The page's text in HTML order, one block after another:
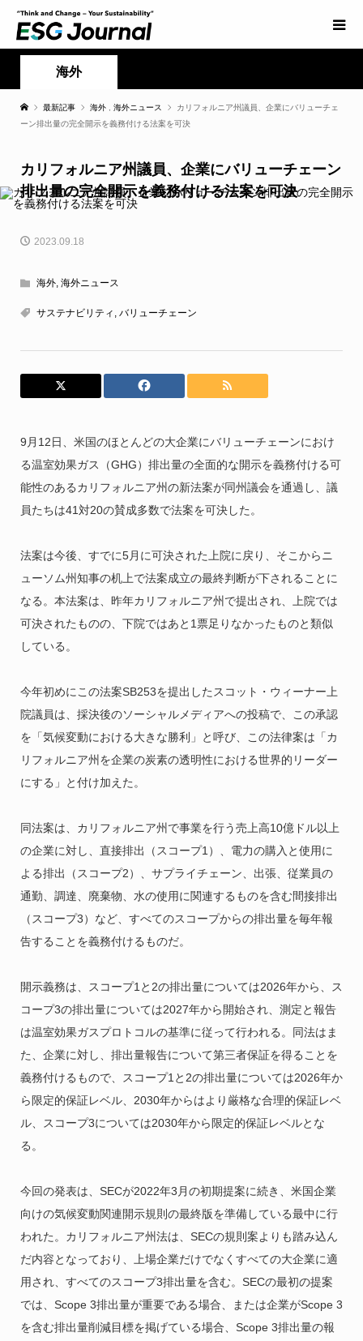
海外
最新記事 海外 海外ニュース
カリフォルニア州議員、企業にバリューチェ
ーン排出量の完全開示を義務付ける法案を可決
カリフォルニア州議員、企業にバリューチェーン
排出量の完全開示を義務付ける法案を可決
2023.09.18
海外, 海外ニュース
サステナビリティ , バリューチェーン
9月12日、米国のほとんどの大企業にバリューチェーンにおけ
る温室効果ガス（GHG）排出量の全面的な開示を義務付ける可
能性のあるカリフォルニア州の新法案が同州議会を通過し、議
員たちは41対20の賛成多数で法案を可決した。
法案は今後、すでに5月に可決された上院に戻り、そこからニ
ューソム州知事の机上で法案成立の最終判断が下されることに
なる。本法案は、昨年カリフォルニア州で提出され、上院では
可決されたものの、下院ではあと1票足りなかったものと類似
している。
今年初めにこの法案SB253を提出したスコット・ウィーナー上
院議員は、採決後のソーシャルメディアへの投稿で、この承認
を「気候変動における大きな勝利」と呼び、この法律案は「カ
リフォルニア州を企業の炭素の透明性における世界的リーダー
にする」と付け加えた。
同法案は、カリフォルニア州で事業を行う売上高10億ドル以上
の企業に対し、直接排出（スコープ1）、電力の購入と使用に
よる排出（スコープ2）、サプライチェーン、出張、従業員の
通勤、調達、廃棄物、水の使用に関連するものを含む間接排出
（スコープ3）など、すべてのスコープからの排出量を毎年報
告することを義務付けるものだ。
開示義務は、スコープ1と2の排出量については2026年から、ス
コープ3の排出量については2027年から開始され、測定と報告
は温室効果ガスプロトコルの基準に従って行われる。同法はま
た、企業に対し、排出量報告について第三者保証を得ることを
義務付けるもので、スコープ1と2の排出量については2026年か
ら限定的保証レベル、2030年からはより厳格な合理的保証レベ
ル、スコープ3については2030年から限定的保証レベルとな
る。
今回の発表は、SECが2022年3月の初期提案に続き、米国企業
向けの気候変動関連開示規則の最終版を準備している最中に行
われた。カリフォルニア州法は、SECの規則案よりも踏み込ん
だ内容となっており、上場企業だけでなくすべての大企業に適
用され、すべてのスコープ3排出量を含む。SECの最初の提案
では、Scope 3排出量が重要である場合、または企業がScope 3
を含む排出量削減目標を掲げている場合、Scope 3排出量の報